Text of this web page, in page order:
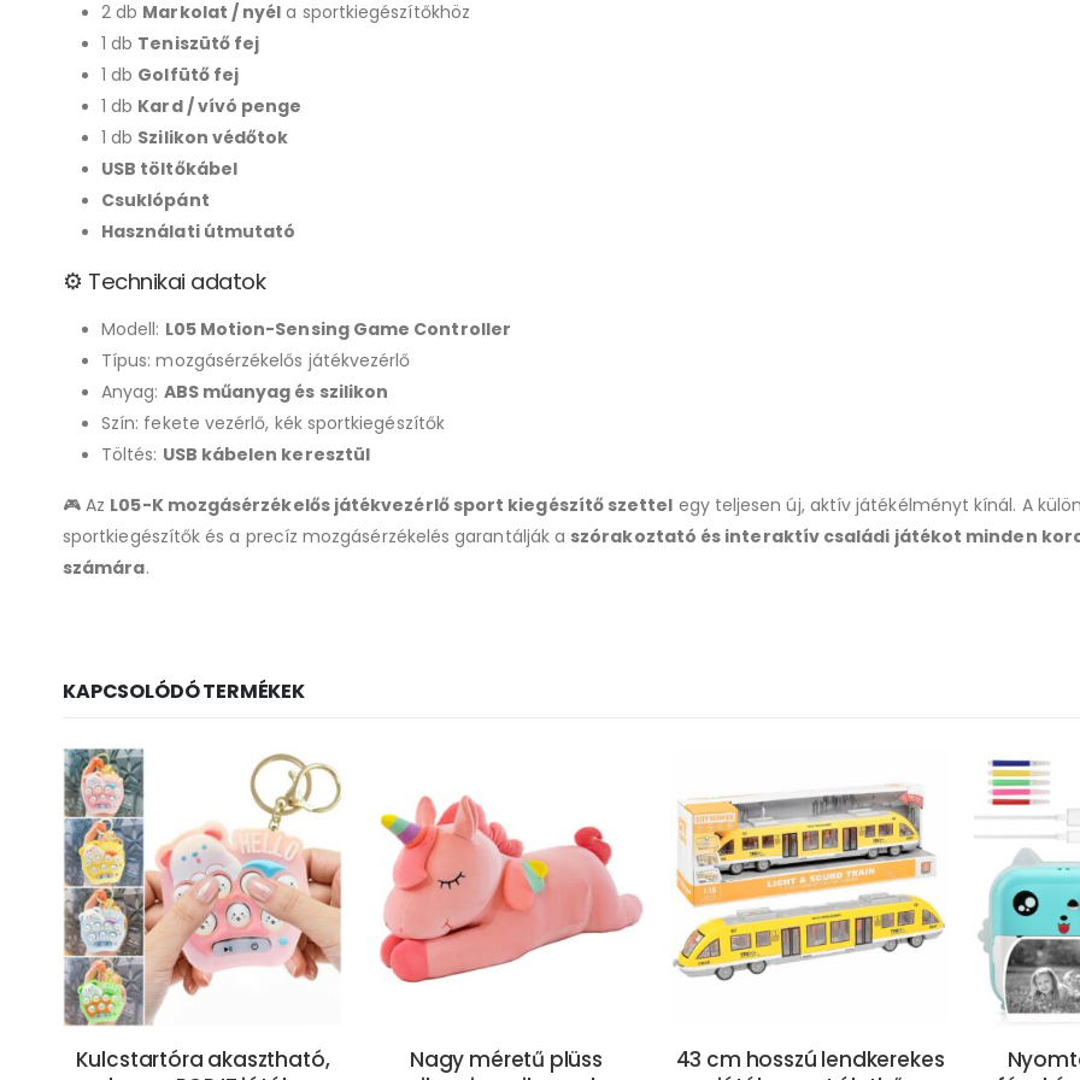
2 db Markolat / nyél a sportkiegészítőkhöz
1 db Teniszütő fej
1 db Golfütő fej
1 db Kard / vívó penge
1 db Szilikon védőtok
USB töltőkábel
Csuklópánt
Használati útmutató
⚙️ Technikai adatok
Modell: L05 Motion-Sensing Game Controller
Típus: mozgásérzékelős játékvezérlő
Anyag: ABS műanyag és szilikon
Szín: fekete vezérlő, kék sportkiegészítők
Töltés: USB kábelen keresztül
🎮 Az L05-K mozgásérzékelős játékvezérlő sport kiegészítő szettel egy teljesen új, aktív játékélményt kínál. A
sportkiegészítők és a precíz mozgásérzékelés garantálják a szórakoztató és interaktív családi játékot minden
számára.
KAPCSOLÓDÓ TERMÉKEK
Kulcstartóra akasztható,
Nagy méretű plüss
43 cm hosszú lendkerekes